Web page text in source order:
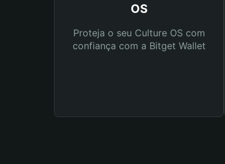
OS
Proteja o seu Culture OS com
confiança com a Bitget Wallet